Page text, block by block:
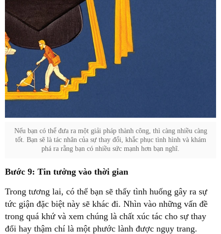
Nếu bạn có thể đưa ra một giải pháp thành công, thì càng nhiều càng
tốt. Bạn sẽ là tác nhân của sự thay đổi, khắc phục tình hình và khám
phá ra rằng bạn có nhiều sức mạnh hơn bạn nghĩ.
Bước 9: Tin tưởng vào thời gian
Trong tương lai, có thể bạn sẽ thấy tình huống gây ra sự
tức giận đặc biệt này sẽ khác đi. Nhìn vào những vấn đề
trong quá khứ và xem chúng là chất xúc tác cho sự thay
đổi hay thậm chí là một phước lành được ngụy trang.